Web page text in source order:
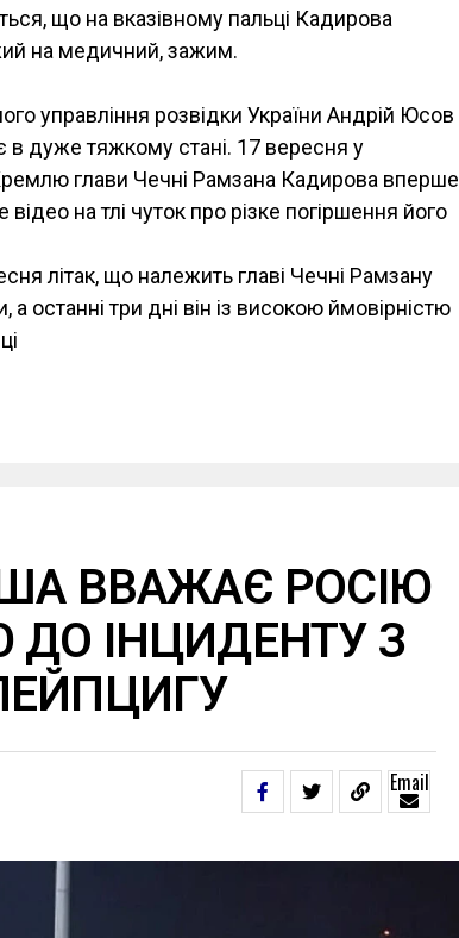
що на вказівному пальці Кадирова
на медичний, зажим.
управління розвідки України Андрій Юсов
дуже тяжкому стані. 17 вересня у
глави Чечні Рамзана Кадирова вперше
на тлі чуток про різке погіршення його
літак, що належить главі Чечні Рамзану
останні три дні він із високою ймовірністю
ВВАЖАЄ РОСІЮ
ІНЦИДЕНТУ З
Email